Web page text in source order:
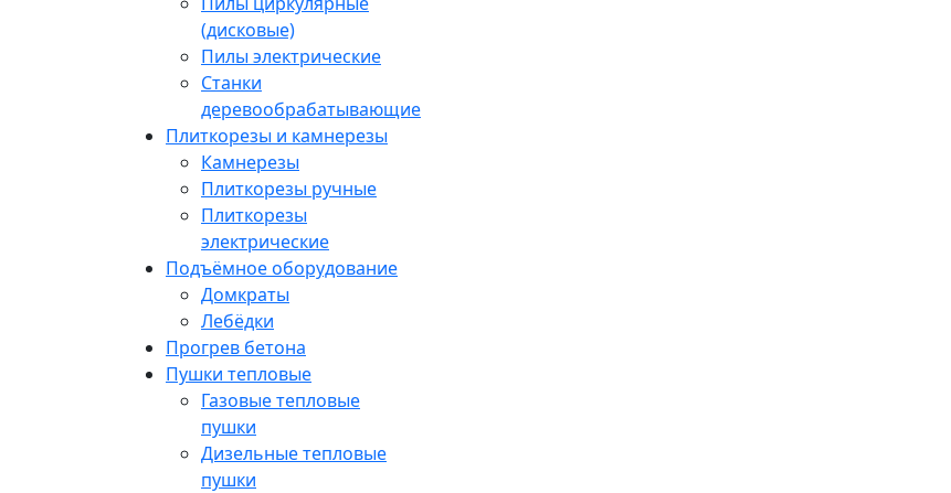
(дисковые)
Пилы электрические
Станки
деревообрабатывающие
Плиткорезы и камнерезы
Камнерезы
Плиткорезы ручные
Плиткорезы
электрические
Подъёмное оборудование
Домкраты
Лебёдки
Прогрев бетона
Пушки тепловые
Газовые тепловые
пушки
Дизельные тепловые
пушки